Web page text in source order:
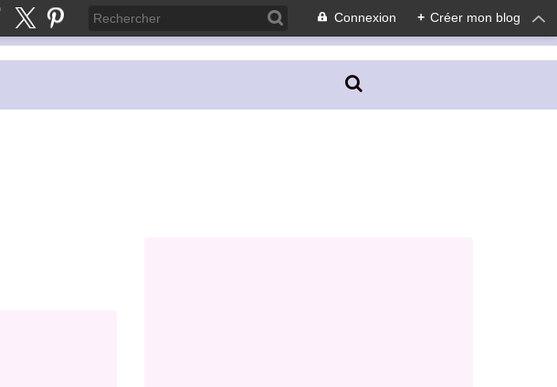
Connexion + Créer mon blog